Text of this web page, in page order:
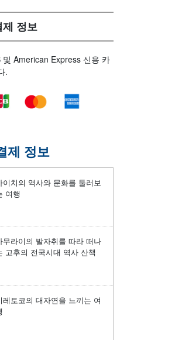
제 정보
American Express 신용 카
.
제 정보
이치의 역사와 문화를 둘러보
여행
무라이의 발자취를 따라 떠나
고후의 전국시대 역사 산책
레토코의 대자연을 느끼는 여